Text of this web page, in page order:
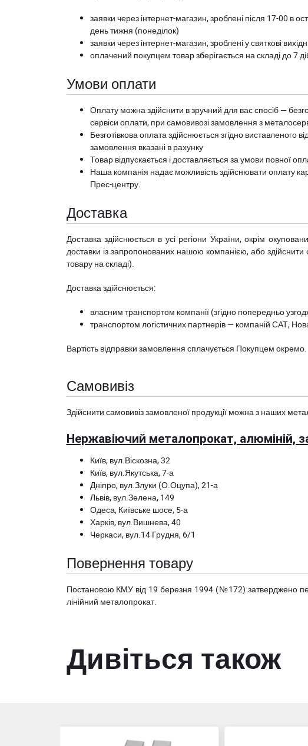
заявки через інтернет-магазин, зроблені після 17-00 в
день тижня (понеділок)
заявки через інтернет-магазин, зроблені у святкові
оплачений покупцем товар зберігається на складі до 7
Умови оплати
Оплату можна здійснити в зручний для вас спосіб —
сервіси оплати, при самовивозі замовлення з
Безготівкова оплата здійснюється згідно виставленого
замовлення вказані в рахунку
Товар відпускається і доставляється за умови повної
Наша компанія надає можливість здійснювати оплату
Прес-центру.
Доставка
Доставка здійснюється в усі регіони України, окрім
доставки із запропонованих нашою компанією, або здійснити
товару на складі).
Доставка здійснюється:
власним транспортом компанії (згідно попередньо
транспортом логістичних партнерів — компаній САТ,
Вартість відправки замовлення сплачується Покупцем окремо.
Самовивіз
Здійснити самовивіз замовленої продукції можна з наших
Нержавіючий металопрокат, алюміній,
Київ, вул.Віскозна, 32
Київ, вул.Якутська, 7-а
Дніпро, вул.Злуки (О.Оцупа), 21-а
Львів, вул.Зелена, 149
Одеса, Київське шосе, 5-а
Харків, вул.Вишнева, 40
Черкаси, вул.14 Грудня, 6/1
Повернення товару
Постановою КМУ від 19 березня 1994 (№172) затверджено
лінійний металопрокат.
Дивіться також